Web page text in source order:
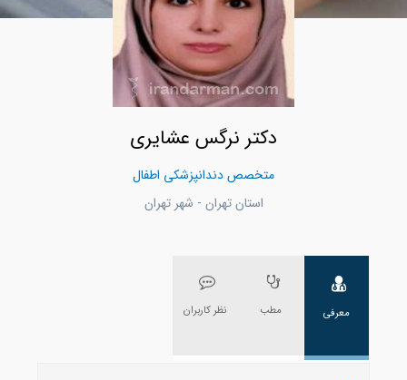
دکتر نرگس عشایری
متخصص دندانپزشکی اطفال
استان تهران - شهر تهران
معرفی مطب نظر کاربران